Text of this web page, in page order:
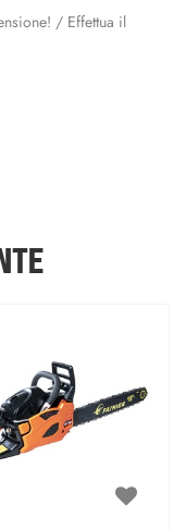
/ Effettua il